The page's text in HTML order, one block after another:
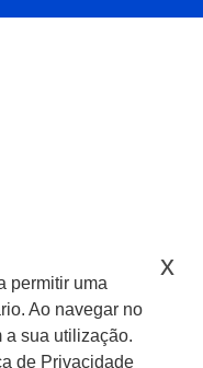
permitir uma
Ao navegar no
a sua utilização.
de Privacidade
x